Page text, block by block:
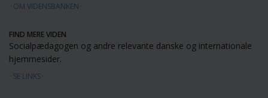
OM VIDENSBANKEN
FIND MERE VIDEN
Socialpædagogen og andre relevante danske og internationale
hjemmesider.
SE LINKS